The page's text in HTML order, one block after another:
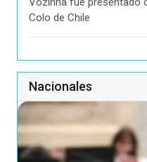
Colo de Chile
Nacionales